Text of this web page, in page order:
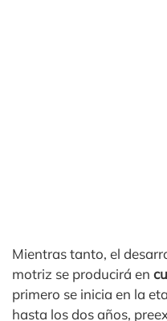
Mientras tanto, el
motriz se producirá en
primero se inicia en la
hasta los dos años,